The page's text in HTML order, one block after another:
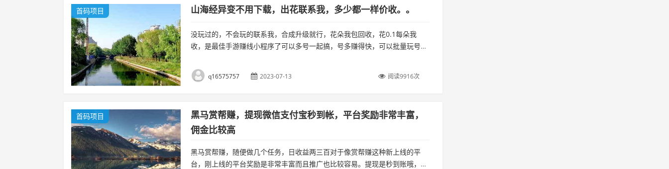
首码项目 山海经异变不用下载，出花联系我，多少都一样价收。。
没玩过的，不会玩的联系我，合成升级就行，花朵我包回收，花0.1每朵我
收，是最佳手游赚线小程序了可以多号一起搞，号多赚得快，可以批量玩号搬
玩，不用下载，...
q16575757 2023-07-13 阅读9916次
首码项目
黑马赏帮赚，提现微信支付宝秒到帐，平台奖励非常丰富，
佣金比较高
黑马赏帮赚，随便做几个任务，日收益两三百对于像赏帮赚这种新上线的平
台，刚上线的平台奖励是非常丰富而且推广也比较容易。提现是秒到账哦，微